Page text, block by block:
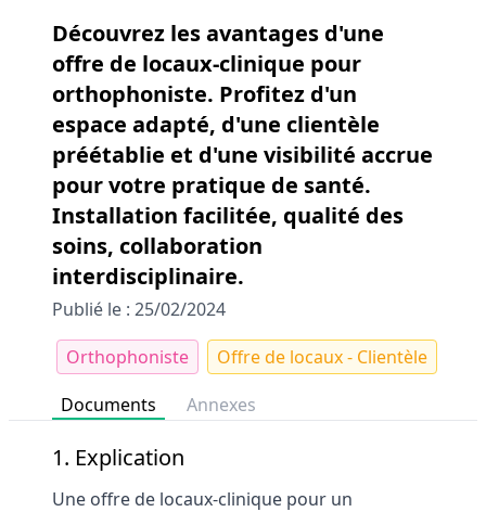
Découvrez les avantages d'une
offre de locaux-clinique pour
orthophoniste. Profitez d'un
espace adapté, d'une clientèle
préétablie et d'une visibilité accrue
pour votre pratique de santé.
Installation facilitée, qualité des
soins, collaboration
interdisciplinaire.
Publié le : 25/02/2024
Orthophoniste
Offre de locaux - Clientèle
Documents
Annexes
1. Explication
Une offre de locaux-clinique pour un